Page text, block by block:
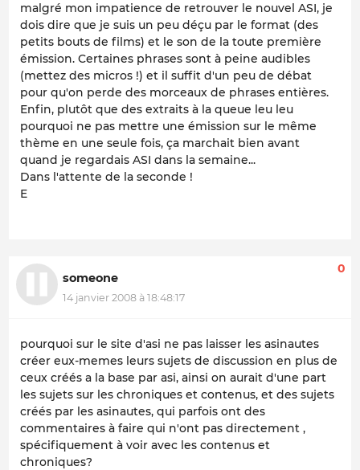
malgré mon impatience de retrouver le nouvel ASI, je
dois dire que je suis un peu déçu par le format (des
petits bouts de films) et le son de la toute première
émission. Certaines phrases sont à peine audibles
(mettez des micros !) et il suffit d'un peu de débat
pour qu'on perde des morceaux de phrases entières.
Enfin, plutôt que des extraits à la queue leu leu
pourquoi ne pas mettre une émission sur le même
thème en une seule fois, ça marchait bien avant
quand je regardais ASI dans la semaine...
Dans l'attente de la seconde !
E
someone
14 janvier 2008 à 18:48:17
0
pourquoi sur le site d'asi ne pas laisser les asinautes
créer eux-memes leurs sujets de discussion en plus de
ceux créés a la base par asi, ainsi on aurait d'une part
les sujets sur les chroniques et contenus, et des sujets
créés par les asinautes, qui parfois ont des
commentaires à faire qui n'ont pas directement ,
spécifiquement à voir avec les contenus et
chroniques?